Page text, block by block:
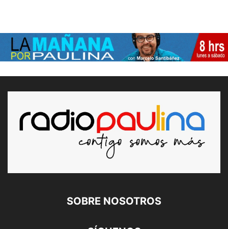
SOBRE NOSOTROS